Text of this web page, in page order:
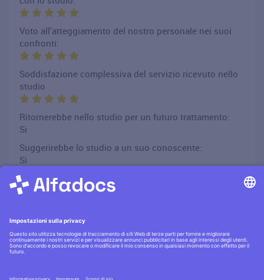
Voto all'atteggiamento del nostro personale nei suoi
confronti:
Soddisfazione complessiva del servizio ricevuto nello
studio
Ritornerebbe nello studio per un futuro trattamento:
Si
Suggerirebbe lo studio a un suo conoscente:
Si
Commento del paziente:
OPINIONE DEL 19.12.2024
Scritta da Tancredi Morelli (pseudonimo)